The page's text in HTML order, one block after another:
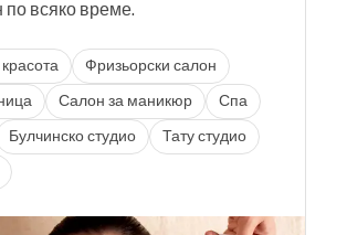
по всяко време.
Фризьорски салон
Салон за маникюр
Спа
Булчинско студио
Тату студио